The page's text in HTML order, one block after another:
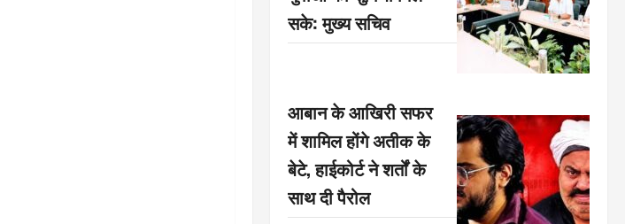
सके: मुख्य सचिव
आबान के आखिरी सफर
में शामिल होंगे अतीक के
बेटे, हाईकोर्ट ने शर्तों के
साथ दी पैरोल